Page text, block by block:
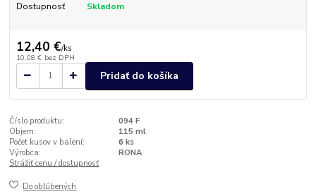
Dostupnosť Skladom
12,40 €/ks
10,08 € bez DPH
Pridať do košíka
Číslo produktu:
094 F
Objem:
115 ml
Počet kusov v balení:
6 ks
Výrobca:
RONA
Strážiť cenu / dostupnosť
Do obľúbených